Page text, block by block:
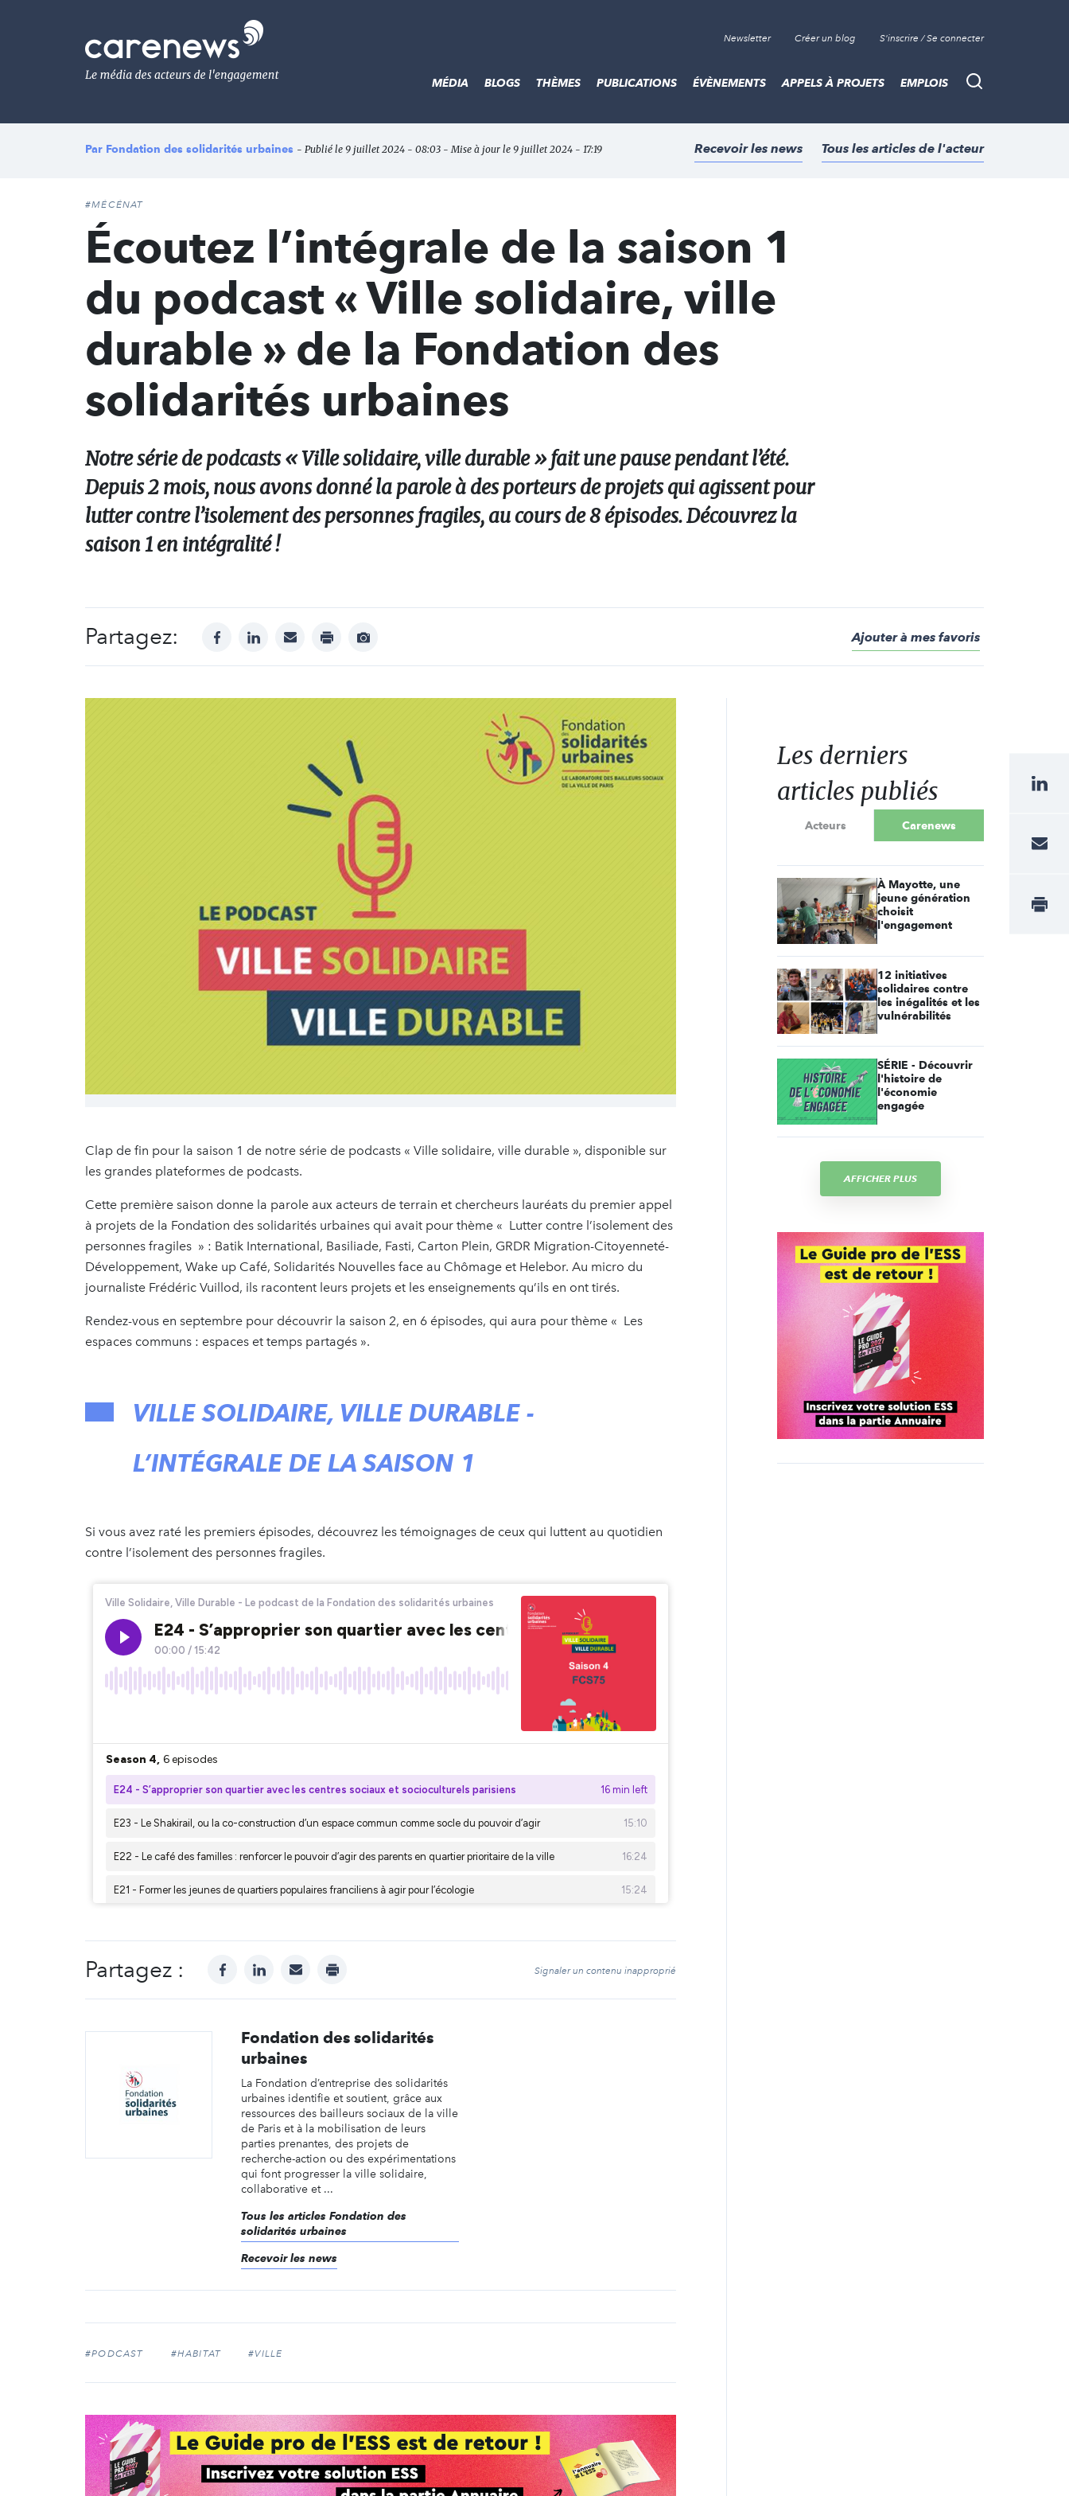
Le
média
de
l'engagement
Newsletter Créer un blog S'inscrire / Se connecter
Recherche
MÉDIA BLOGS THÈMES PUBLICATIONS ÉVÈNEMENTS APPELS À PROJETS EMPLOIS
Par Fondation des solidarités urbaines - Publié le 9 juillet 2024 - 08:03 - Mise à jour le 9 juillet 2024 - 17:19 Recevoir les news Tous les articles de l'acteur
#MÉCÉNAT
Écoutez l’intégrale de la saison 1
du podcast « Ville solidaire, ville
durable » de la Fondation des
solidarités urbaines
Notre série de podcasts « Ville solidaire, ville durable » fait une pause pendant l’été.
Depuis 2 mois, nous avons donné la parole à des porteurs de projets qui agissent pour
lutter contre l’isolement des personnes fragiles, au cours de 8 épisodes. Découvrez la
saison 1 en intégralité !
Partagez: facebooklinkedinmail print
Afficher
Ajouter à mes favoris
Clap de fin pour la saison 1 de notre série de podcasts « Ville solidaire, ville durable », disponible sur
les grandes plateformes de podcasts.
Cette première saison donne la parole aux acteurs de terrain et chercheurs lauréats du premier appel
à projets de la Fondation des solidarités urbaines qui avait pour thème « Lutter contre l’isolement des
personnes fragiles » : Batik International, Basiliade, Fasti, Carton Plein, GRDR Migration-Citoyenneté-
Développement, Wake up Café, Solidarités Nouvelles face au Chômage et Helebor. Au micro du
journaliste Frédéric Vuillod, ils racontent leurs projets et les enseignements qu’ils en ont tirés.
Rendez-vous en septembre pour découvrir la saison 2, en 6 épisodes, qui aura pour thème « Les
espaces communs : espaces et temps partagés ».
VILLE SOLIDAIRE, VILLE DURABLE -
L’INTÉGRALE DE LA SAISON 1
Si vous avez raté les premiers épisodes, découvrez les témoignages de ceux qui luttent au quotidien
contre l’isolement des personnes fragiles.
Partagez : facebooklinkedinmail print Signaler un contenu inapproprié
Fondation des solidarités
urbaines
La Fondation d’entreprise des solidarités
urbaines identifie et soutient, grâce aux
ressources des bailleurs sociaux de la ville
de Paris et à la mobilisation de leurs
parties prenantes, des projets de
recherche-action ou des expérimentations
qui font progresser la ville solidaire,
collaborative et ...
Tous les articles Fondation des
solidarités urbaines
Recevoir les news
#PODCAST #HABITAT #VILLE
Les derniers
articles publiés
Acteurs Carenews
À Mayotte, une
jeune génération
choisit
l'engagement
12 initiatives
solidaires contre
les inégalités et les
vulnérabilités
SÉRIE - Découvrir
l'histoire de
l'économie
engagée
AFFICHER PLUS